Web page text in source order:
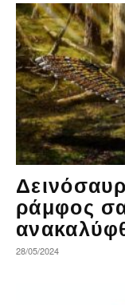
ράμφος
28/05/2024